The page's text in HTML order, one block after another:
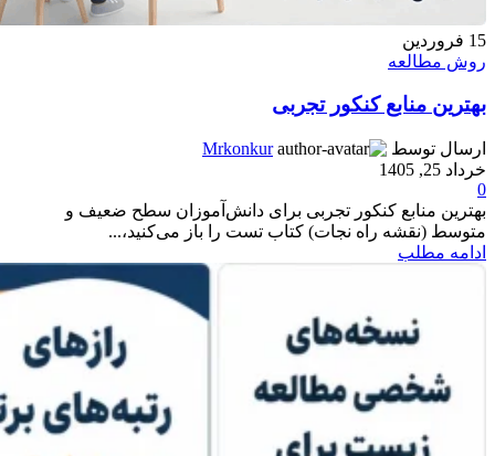
15 فروردین
روش مطالعه
بهترین منابع کنکور تجربی
ارسال توسط
Mrkonkur
خرداد 25, 1405
0
بهترین منابع کنکور تجربی برای دانش‌آموزان سطح ضعیف و
متوسط (نقشه راه نجات) کتاب تست را باز می‌کنید،...
ادامه مطلب